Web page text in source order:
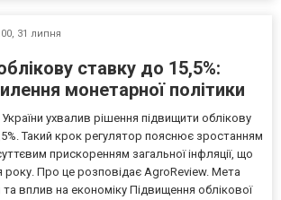
31 липня
ставку до 15,5%:
монетарної політики
ухвалив рішення підвищити облікову
Такий крок регулятор пояснює зростанням
прискоренням загальної інфляції, що
року. Про це розповідає AgroReview. Мета
вплив на економіку Підвищення облікової